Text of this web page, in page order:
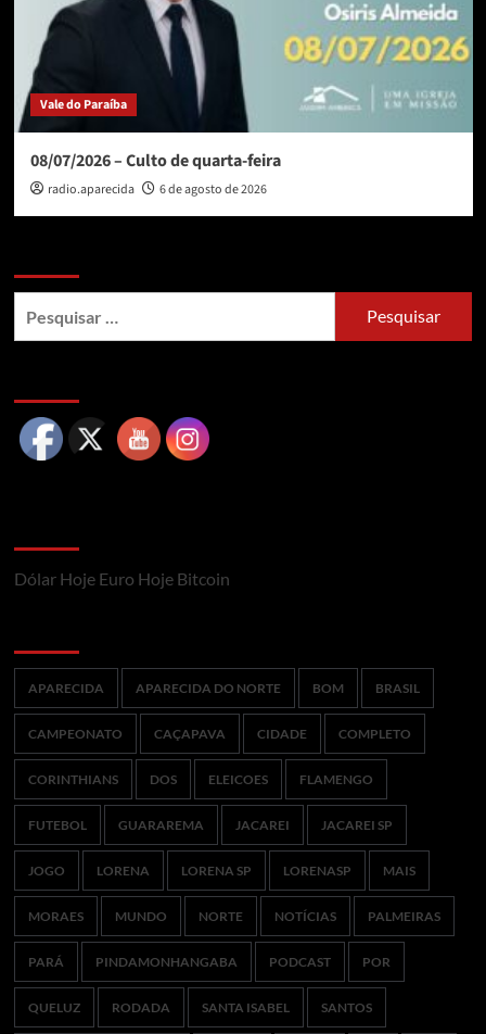
Vale do Paraíba
08/07/2026 – Culto de quarta-feira
radio.aparecida 6 de agosto de 2026
Dólar Hoje Euro Hoje Bitcoin
APARECIDA APARECIDA DO NORTE BOM BRASIL
CAMPEONATO CAÇAPAVA CIDADE COMPLETO
CORINTHIANS DOS ELEICOES FLAMENGO
FUTEBOL GUARAREMA JACAREI JACAREI SP
JOGO LORENA LORENA SP LORENASP MAIS
MORAES MUNDO NORTE NOTÍCIAS PALMEIRAS
PARÁ PINDAMONHANGABA PODCAST POR
QUELUZ RODADA SANTA ISABEL SANTOS